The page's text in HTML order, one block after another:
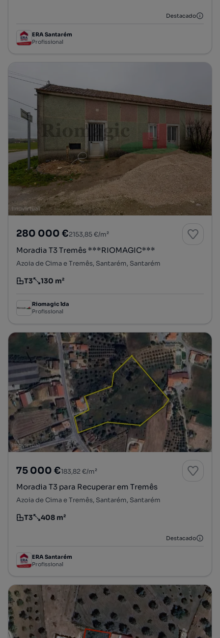
Destacado
ERA Santarém
Profissional
280 000 €2153,85 €/m²
Moradia T3 Tremês ***RIOMAGIC***
Azoia de Cima e Tremês, Santarém, Santarém
Tipologia
T3
Preço por metro quadrado
130 m²
Riomagic lda
Profissional
75 000 €183,82 €/m²
Moradia T3 para Recuperar em Tremês
Azoia de Cima e Tremês, Santarém, Santarém
Tipologia
T3
Preço por metro quadrado
408 m²
Destacado
ERA Santarém
Profissional